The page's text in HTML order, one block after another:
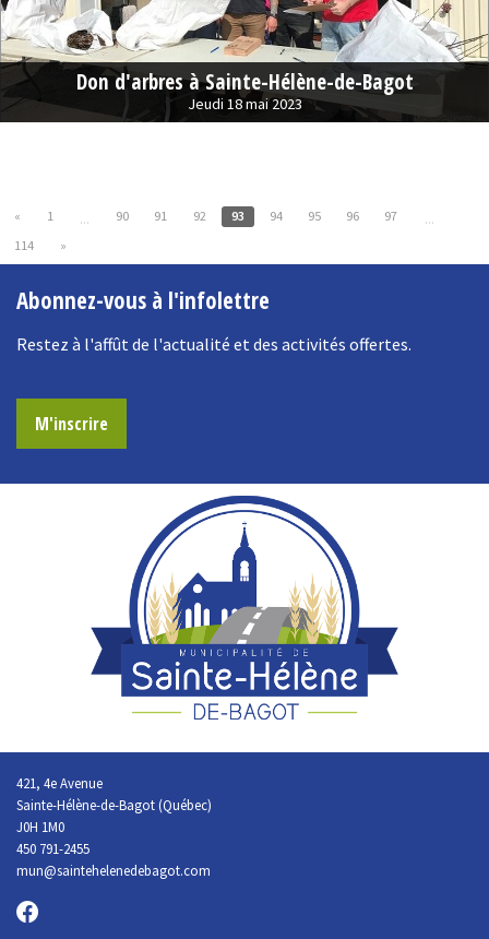
Don d'arbres à Sainte-Hélène-de-Bagot
Jeudi 18 mai 2023
« 1 ... 90 91 92 93 94 95 96 97
...
114
»
Abonnez-vous à l'infolettre
Restez à l'affût de l'actualité et des activités offertes.
M'inscrire
421, 4e Avenue
Sainte-Hélène-de-Bagot (Québec)
J0H 1M0
450 791-2455
mun@saintehelenedebagot.com